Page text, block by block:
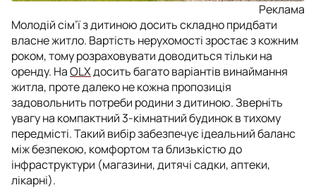
Реклама
Молодій сім’ї з дитиною досить складно придбати
власне житло. Вартість нерухомості зростає з кожним
роком, тому розраховувати доводиться тільки на
оренду. НаOLXдосить багато варіантів винаймання
житла, проте далеко не кожна пропозиція
задовольнить потреби родини з дитиною. Зверніть
увагу на компактний 3-кімнатний будинок в тихому
передмісті. Такий вибір забезпечує ідеальний баланс
між безпекою, комфортом та близькістю до
інфраструктури (магазини, дитячі садки, аптеки,
лікарні).